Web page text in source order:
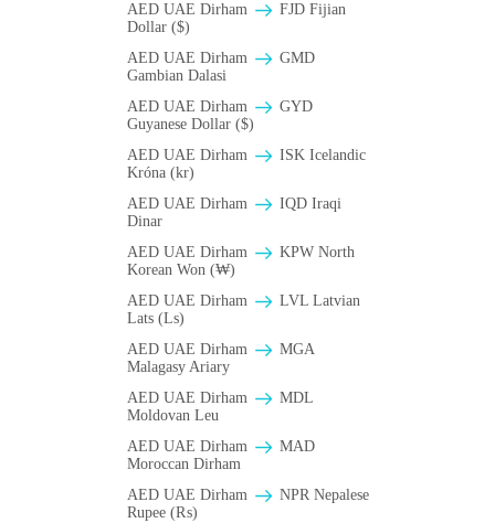
AED UAE Dirham
FJD Fijian
Dollar ($)
AED UAE Dirham
GMD
Gambian Dalasi
AED UAE Dirham
GYD
Guyanese Dollar ($)
AED UAE Dirham
ISK Icelandic
Króna (kr)
AED UAE Dirham
IQD Iraqi
Dinar
AED UAE Dirham
KPW North
Korean Won (₩)
AED UAE Dirham
LVL Latvian
Lats (Ls)
AED UAE Dirham
MGA
Malagasy Ariary
AED UAE Dirham
MDL
Moldovan Leu
AED UAE Dirham
MAD
Moroccan Dirham
AED UAE Dirham
NPR Nepalese
Rupee (₨)